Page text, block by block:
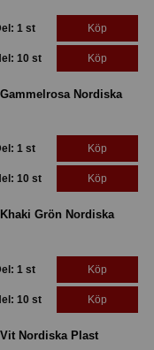
1 st Köp
10 st Köp
Nordiska
1 st Köp
10 st Köp
Grön Nordiska
1 st Köp
10 st Köp
Nordiska Plast